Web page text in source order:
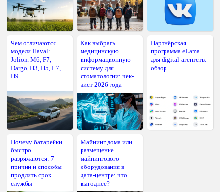
Чем отличаются
модели Haval:
Jolion, M6, F7,
Dargo, H3, H5, H7,
H9
Как выбрать
медицинскую
информационную
систему для
стоматологии: чек-
лист 2026 года
Партнёрская
программа eLama
для digital-агентств:
обзор
Почему батарейки
быстро
разряжаются: 7
причин и способы
продлить срок
службы
Майнинг дома или
размещение
майнингового
оборудования в
дата-центре: что
выгоднее?